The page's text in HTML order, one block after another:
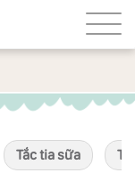
Tắc tia sữa